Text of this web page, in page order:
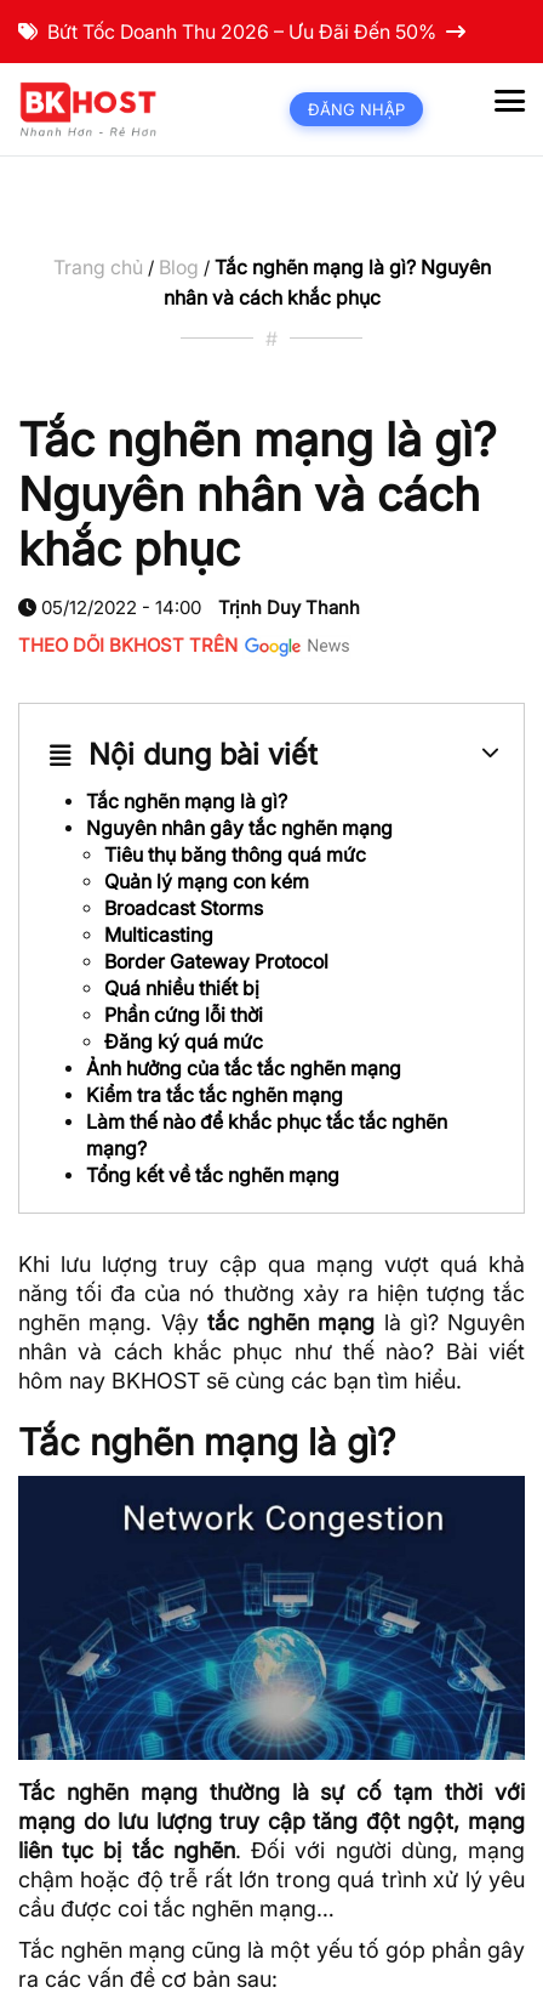
Bứt Tốc Doanh Thu 2026 – Ưu Đãi Đến 50%
ĐĂNG NHẬP
Trang chủ / Blog / Tắc nghẽn mạng là gì? Nguyên
nhân và cách khắc phục
#
Tắc nghẽn mạng là gì?
Nguyên nhân và cách
khắc phục
05/12/2022 - 14:00
Trịnh Duy Thanh
THEO DÕI BKHOST TRÊN
Nội dung bài viết
Tắc nghẽn mạng là gì?
Nguyên nhân gây tắc nghẽn mạng
Tiêu thụ băng thông quá mức
Quản lý mạng con kém
Broadcast Storms
Multicasting
Border Gateway Protocol
Quá nhiều thiết bị
Phần cứng lỗi thời
Đăng ký quá mức
Ảnh hưởng của tắc tắc nghẽn mạng
Kiểm tra tắc tắc nghẽn mạng
Làm thế nào để khắc phục tắc tắc nghẽn
mạng?
Tổng kết về tắc nghẽn mạng
Khi lưu lượng truy cập qua mạng vượt quá khả
năng tối đa của nó thường xảy ra hiện tượng tắc
nghẽn mạng. Vậy tắc nghẽn mạng là gì? Nguyên
nhân và cách khắc phục như thế nào? Bài viết
hôm nay BKHOST sẽ cùng các bạn tìm hiểu.
Tắc nghẽn mạng là gì?
Tắc nghẽn mạng thường là sự cố tạm thời với
mạng do lưu lượng truy cập tăng đột ngột, mạng
liên tục bị tắc nghẽn. Đối với người dùng, mạng
chậm hoặc độ trễ rất lớn trong quá trình xử lý yêu
cầu được coi tắc nghẽn mạng…
Tắc nghẽn mạng cũng là một yếu tố góp phần gây
ra các vấn đề cơ bản sau: